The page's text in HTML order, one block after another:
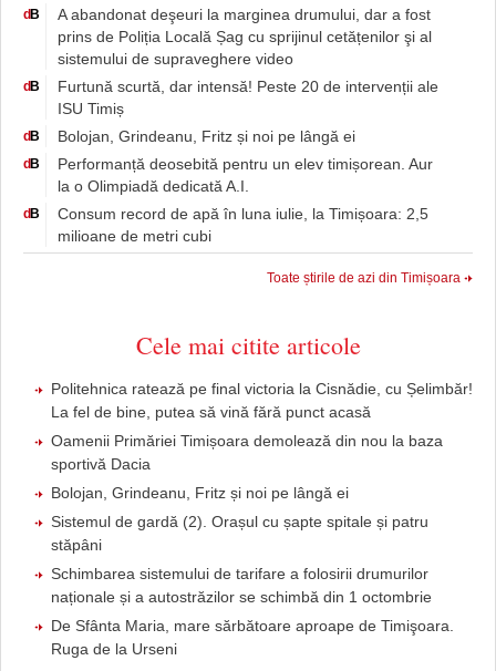
dB
A abandonat deşeuri la marginea drumului, dar a fost
prins de Poliția Locală Șag cu sprijinul cetățenilor şi al
sistemului de supraveghere video
dB
Furtună scurtă, dar intensă! Peste 20 de intervenții ale
ISU Timiș
dB Bolojan, Grindeanu, Fritz și noi pe lângă ei
dB
Performanță deosebită pentru un elev timișorean. Aur
la o Olimpiadă dedicată A.I.
dB
Consum record de apă în luna iulie, la Timișoara: 2,5
milioane de metri cubi
Toate știrile de azi din Timișoara
Cele mai citite articole
Politehnica ratează pe final victoria la Cisnădie, cu Șelimbăr!
La fel de bine, putea să vină fără punct acasă
Oamenii Primăriei Timișoara demolează din nou la baza
sportivă Dacia
Bolojan, Grindeanu, Fritz și noi pe lângă ei
Sistemul de gardă (2). Orașul cu șapte spitale și patru
stăpâni
Schimbarea sistemului de tarifare a folosirii drumurilor
naționale și a autostrăzilor se schimbă din 1 octombrie
De Sfânta Maria, mare sărbătoare aproape de Timişoara.
Ruga de la Urseni